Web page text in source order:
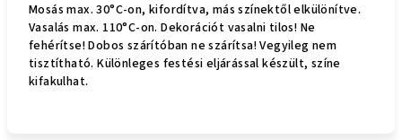
Mosás max. 30°C-on, kifordítva, más színektől elkülönítve.
Vasalás max. 110°C-on. Dekorációt vasalni tilos! Ne
fehérítse! Dobos szárítóban ne szárítsa! Vegyileg nem
tisztítható. Különleges festési eljárással készült, színe
kifakulhat.